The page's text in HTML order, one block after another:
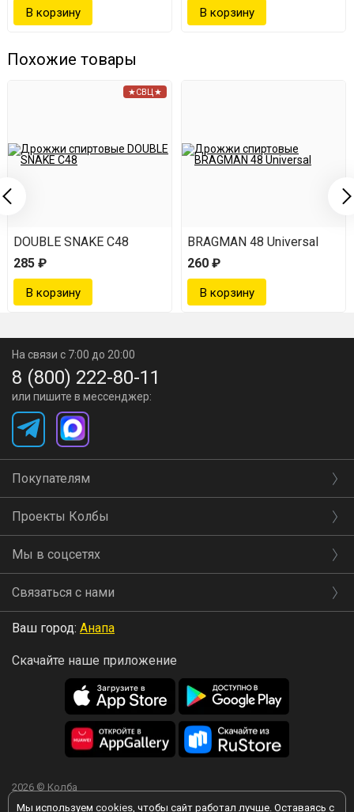
Похожие товары
★СВЦ★
DOUBLE SNAKE C48
285 ₽
BRAGMAN 48 Universal
260 ₽
Мы используем cookies, чтобы сайт работал лучше. Оставаясь с
На связи с 7:00 до 20:00
8 (800) 222-80-11
или пишите в мессенджер:
Покупателям
Проекты Колбы
Мы в соцсетях
Связаться с нами
Ваш город: Анапа
Скачайте наше приложение
2026 © Колба